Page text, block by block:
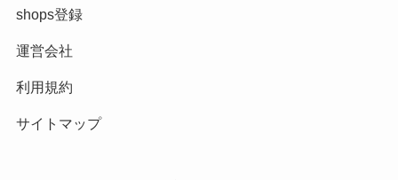
shops登録
運営会社
利用規約
サイトマップ